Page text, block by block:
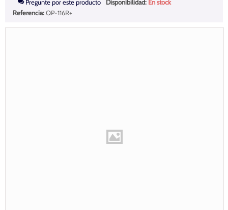
Pregunte por este producto Disponibilidad: En stock
Referencia:QP-116R+